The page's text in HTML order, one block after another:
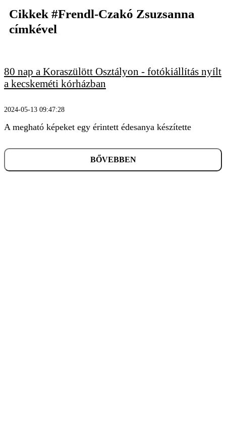
KERESÉS
Cikkek #Frendl-Czakó Zsuzsanna
címkével
80 nap a Koraszülött Osztályon - fotókiállítás nyílt
a kecskeméti kórházban
2024-05-13 09:47:28
A megható képeket egy érintett édesanya készítette
BŐVEBBEN